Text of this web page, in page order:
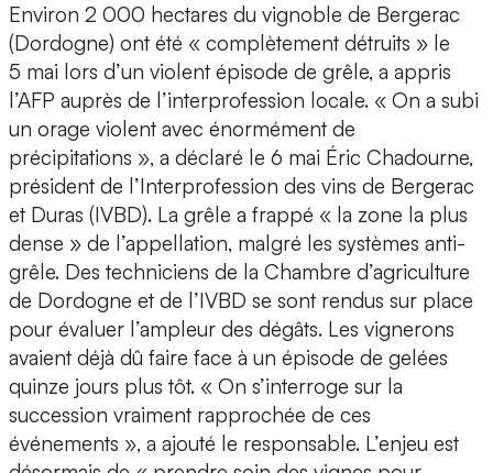
Environ 2 000 hectares du vignoble de Bergerac
(Dordogne) ont été « complètement détruits » le
5 mai lors d’un violent épisode de grêle, a appris
l’AFP auprès de l’interprofession locale. « On a subi
un orage violent avec énormément de
précipitations », a déclaré le 6 mai Éric Chadourne,
président de l’Interprofession des vins de Bergerac
et Duras (IVBD). La grêle a frappé « la zone la plus
dense » de l’appellation, malgré les systèmes anti-
grêle. Des techniciens de la Chambre d’agriculture
de Dordogne et de l’IVBD se sont rendus sur place
pour évaluer l’ampleur des dégâts. Les vignerons
avaient déjà dû faire face à un épisode de gelées
quinze jours plus tôt. « On s’interroge sur la
succession vraiment rapprochée de ces
événements », a ajouté le responsable. L’enjeu est